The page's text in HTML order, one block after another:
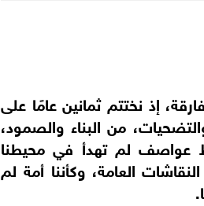
إذ نختتم ثمانين عامًا على
من البناء والصمود،
عواصف لم تهدأ في محيطنا
العامة، وكأننا أمة لم